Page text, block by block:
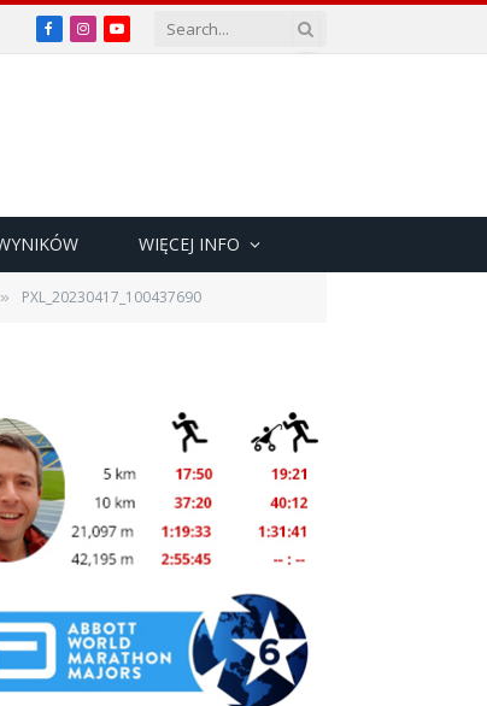
Facebook
InstagramYouTube
WIĘCEJ INFO
» PXL_20230417_100437690